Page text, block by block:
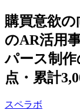
購買意欲
のAR活用
パース制
点・累計
スペラボ